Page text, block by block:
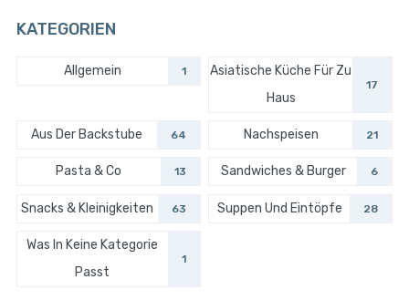
KATEGORIEN
Allgemein 1
Asiatische Küche Für Zu
Haus
17
Aus Der Backstube 64 Nachspeisen 21
Pasta & Co 13 Sandwiches & Burger 6
Snacks & Kleinigkeiten 63 Suppen Und Eintöpfe 28
Was In Keine Kategorie
Passt
1